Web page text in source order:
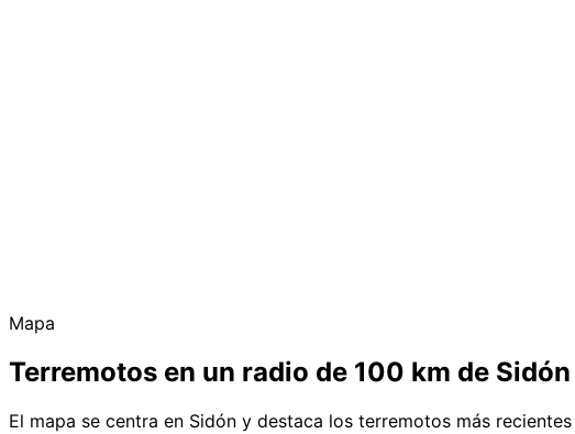
Mapa
Terremotos en un radio de 100 km de Sidón
El mapa se centra en Sidón y destaca los terremotos más